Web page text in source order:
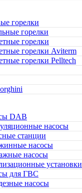
горелки
горелки
горелки
горелки Aviterm
горелки Pelltech
DAB
насосы
станции
насосы
насосы
установки
для ГВС
насосы